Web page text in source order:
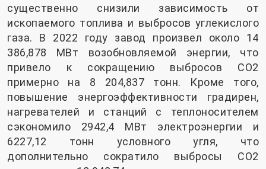
существенно снизили зависимость от
ископаемого топлива и выбросов углекислого
газа. В 2022 году завод произвел около 14
386,878 МВт возобновляемой энергии, что
привело к сокращению выбросов CO2
примерно на 8 204,837 тонн. Кроме того,
повышение энергоэффективности градирен,
нагревателей и станций с теплоносителем
сэкономило 2942,4 МВт электроэнергии и
6227,12 тонн условного угля, что
дополнительно сократило выбросы CO2